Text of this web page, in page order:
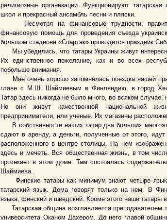
религиозные организации. Функционируют
школ и прекрасный ансамбль песни и пляски.
Несмотря на финансовые трудности,
финансовую помощь для проведения съезда
большом стадионе «Спартак» проводится праздник
Мы убедились, что татары Украины живут
Их единственное пожелание, как и во всех
побольше внимания.
Мне очень хорошо запомнилась поездка нашей
главе с М.Ш. Шаймиевым в Финляндию, в город
Татар здесь никогда не было много, во всяком
Но они живут качественной национальной
предприниматели, или ученые. Их магазины
В собственности наших татар два больших
сдают в аренду, а деньги, полученные от этого,
расположенного в центре столицы. На нем
здесь и мечеть. Вся общественная жизнь, в том
протекает в этом доме. Там состоялась
Шаймиева.
Финские татары как минимум знают четыре
татарский язык. Дома говорят только на нем. В
языка, финский и шведский. Кроме этого наши татары
Татарская община возглавляется преподавателем
университета Оканом Дахером. До него главой